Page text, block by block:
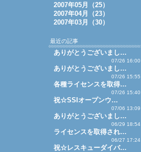
2007年05月（25）
2007年04月（23）
2007年03月（30）
最近の記事
ありがとうございまし…
07/26 16:00
ありがとうございまし…
07/26 15:55
各種ライセンスを取得…
07/26 15:40
祝☆SSIオープンウ…
07/06 13:09
ありがとうございまし…
06/29 18:54
ライセンスを取得され…
06/27 17:24
祝☆レスキューダイバ…